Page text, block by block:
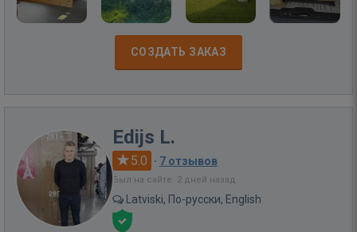
СОЗДАТЬ ЗАКАЗ
Edijs L.
5.0 · 7 отзывов
Был на сайте: 2 дней назад
Latviski, По-русски, English